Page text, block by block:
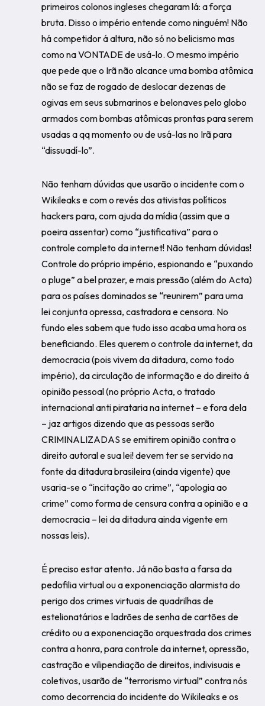
primeiros colonos ingleses chegaram lá: a força
bruta. Disso o império entende como ninguém! Não
há competidor á altura, não só no belicismo mas
como na VONTADE de usá-lo. O mesmo império
que pede que o Irã não alcance uma bomba atômica
não se faz de rogado de deslocar dezenas de
ogivas em seus submarinos e belonaves pelo globo
armados com bombas atômicas prontas para serem
usadas a qq momento ou de usá-las no Irã para
“dissuadí-lo”.
Não tenham dúvidas que usarão o incidente com o
Wikileaks e com o revés dos ativistas políticos
hackers para, com ajuda da mídia (assim que a
poeira assentar) como “justificativa” para o
controle completo da internet! Não tenham dúvidas!
Controle do próprio império, espionando e “puxando
o pluge” a bel prazer, e mais pressão (além do Acta)
para os países dominados se “reunirem” para uma
lei conjunta opressa, castradora e censora. No
fundo eles sabem que tudo isso acaba uma hora os
beneficiando. Eles querem o controle da internet, da
democracia (pois vivem da ditadura, como todo
império), da circulação de informação e do direito á
opinião pessoal (no próprio Acta, o tratado
internacional anti pirataria na internet – e fora dela
– jaz artigos dizendo que as pessoas serão
CRIMINALIZADAS se emitirem opinião contra o
direito autoral e sua lei! devem ter se servido na
fonte da ditadura brasileira (ainda vigente) que
usaria-se o “incitação ao crime”, “apologia ao
crime” como forma de censura contra a opinião e a
democracia – lei da ditadura ainda vigente em
nossas leis).
É preciso estar atento. Já não basta a farsa da
pedofilia virtual ou a exponenciação alarmista do
perigo dos crimes virtuais de quadrilhas de
estelionatários e ladrões de senha de cartões de
crédito ou a exponenciação orquestrada dos crimes
contra a honra, para controle da internet, opressão,
castração e vilipendiação de direitos, indivisuais e
coletivos, usarão de “terrorismo virtual” contra nós
como decorrencia do incidente do Wikileaks e os